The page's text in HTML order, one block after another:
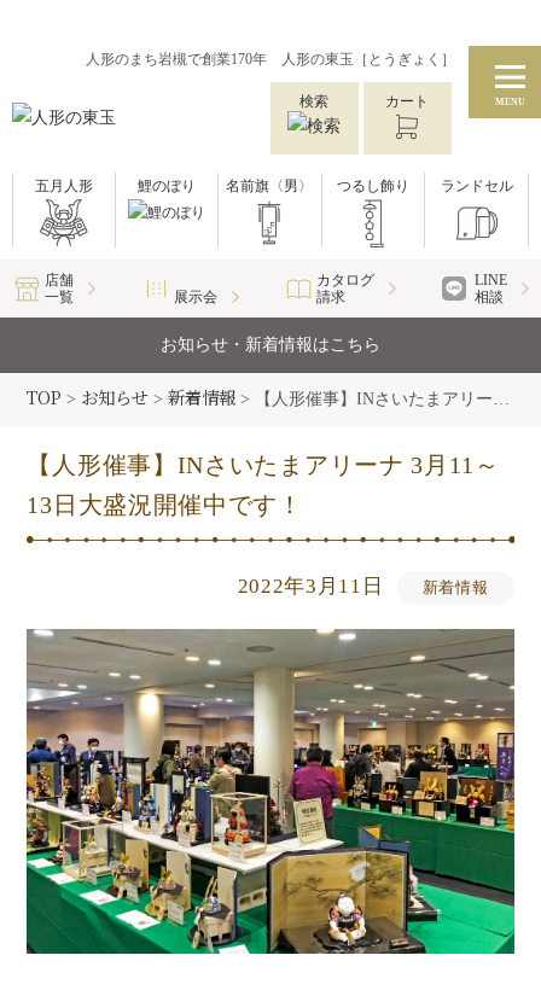
人形のまち岩槻で創業170年 人形の東玉［とうぎょく］
検索 カート MENU
五月人形 鯉のぼり 名前旗〈男〉 つるし飾り ランドセル
店舗
一覧
展示会
カタログ
請求
LINE
相談
お知らせ・新着情報はこちら
TOP > お知らせ >新着情報 > 【人形催事】INさいたまアリーナ 3月11～13日大盛況開催中です！
【人形催事】INさいたまアリーナ 3月11～
13日大盛況開催中です！
2022年3月11日 新着情報